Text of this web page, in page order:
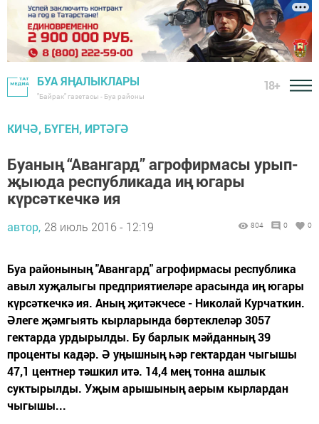
БУА ЯҢАЛЫКЛАРЫ
"Байрак" газетасы - Буа районы
18+
КИЧӘ, БҮГЕН, ИРТӘГӘ
Буаның “Авангард” агрофирмасы урып-
җыюда республикада иң югары
күрсәткечкә ия
автор, 28 июль 2016 - 12:19 804 0 0
Буа районының "Авангард" агрофирмасы республика
авыл хуҗалыгы предприятиеләре арасында иң югары
күрсәткечкә ия. Аның җитәкчесе - Николай Курчаткин.
Әлеге җәмгыять кырларында бөртеклеләр 3057
гектарда урдырылды. Бу барлык мәйданның 39
проценты кадәр. Ә уңышның һәр гектардан чыгышы
47,1 центнер тәшкил итә. 14,4 мең тонна ашлык
суктырылды. Уҗым арышының аерым кырлардан
чыгышы...